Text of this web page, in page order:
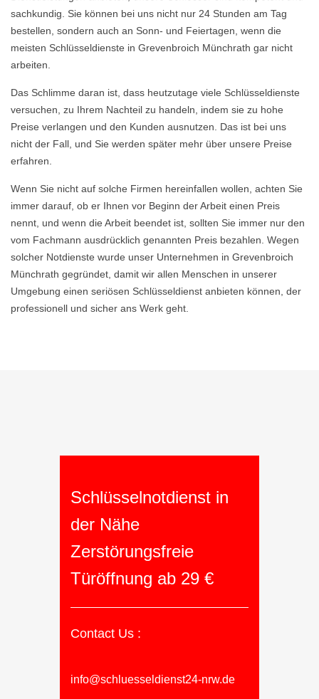
sachkundig. Sie können bei uns nicht nur 24 Stunden am Tag
bestellen, sondern auch an Sonn- und Feiertagen, wenn die
meisten Schlüsseldienste in Grevenbroich Münchrath gar nicht
arbeiten.
Das Schlimme daran ist, dass heutzutage viele Schlüsseldienste
versuchen, zu Ihrem Nachteil zu handeln, indem sie zu hohe
Preise verlangen und den Kunden ausnutzen. Das ist bei uns
nicht der Fall, und Sie werden später mehr über unsere Preise
erfahren.
Wenn Sie nicht auf solche Firmen hereinfallen wollen, achten Sie
immer darauf, ob er Ihnen vor Beginn der Arbeit einen Preis
nennt, und wenn die Arbeit beendet ist, sollten Sie immer nur den
vom Fachmann ausdrücklich genannten Preis bezahlen. Wegen
solcher Notdienste wurde unser Unternehmen in Grevenbroich
Münchrath gegründet, damit wir allen Menschen in unserer
Umgebung einen seriösen Schlüsseldienst anbieten können, der
professionell und sicher ans Werk geht.
Schlüsselnotdienst in
der Nähe
Zerstörungsfreie
Türöffnung ab 29 €
Contact Us :
info@schluesseldienst24-nrw.de